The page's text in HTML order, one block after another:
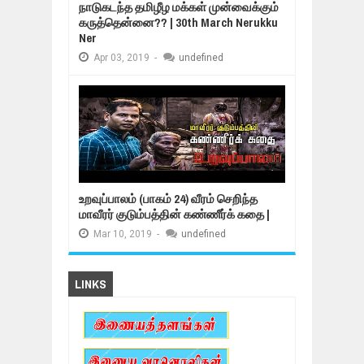
நாடுகடந்த தமிழீழ மக்கள் முன்வைக்கும்
கருத்தென்னை?? | 30th March Nerukku
Ner
Apr 03, 2019 - undefined
உறவுப்பாலம் (பாகம் 24) வீரம் செறிந்த
மாவீரர் குடும்பத்தின் கண்ணீர்க் கதை |
Mar 10, 2019 - undefined
LINKS